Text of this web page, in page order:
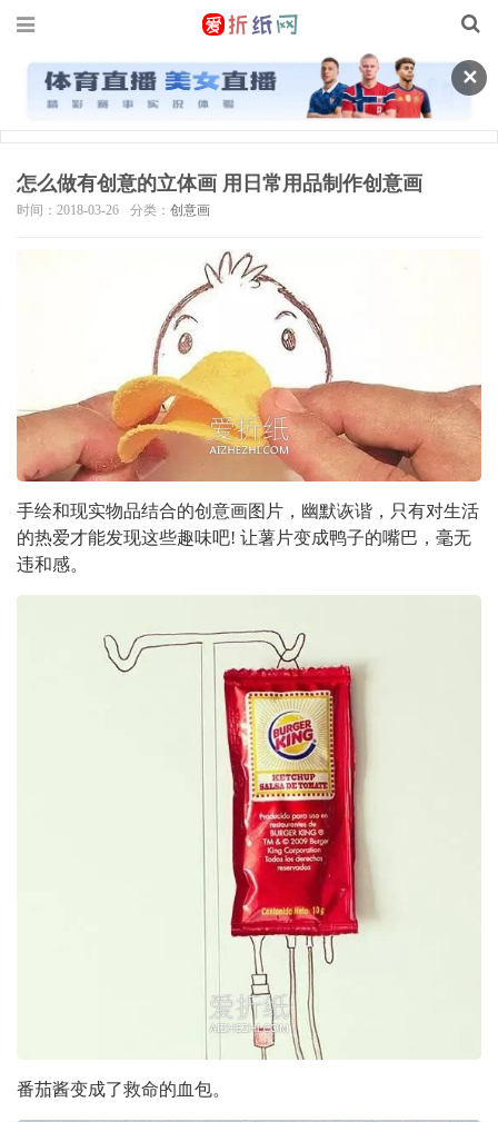
✕
怎么做有创意的立体画 用日常用品制作创意画
时间：2018-03-26 分类： 创意画
手绘和现实物品结合的创意画图片，幽默诙谐，只有对生活
的热爱才能发现这些趣味吧! 让薯片变成鸭子的嘴巴，毫无
违和感。
番茄酱变成了救命的血包。